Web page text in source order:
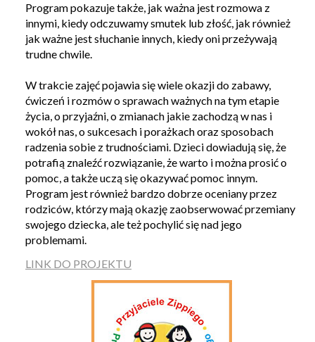
Program pokazuje także, jak ważna jest rozmowa z
innymi, kiedy odczuwamy smutek lub złość, jak również
jak ważne jest słuchanie innych, kiedy oni przeżywają
trudne chwile.
W trakcie zajęć pojawia się wiele okazji do zabawy,
ćwiczeń i rozmów o sprawach ważnych na tym etapie
życia, o przyjaźni, o zmianach jakie zachodzą w nas i
wokół nas, o sukcesach i porażkach oraz sposobach
radzenia sobie z trudnościami. Dzieci dowiadują się, że
potrafią znaleźć rozwiązanie, że warto i można prosić o
pomoc, a także uczą się okazywać pomoc innym.
Program jest również bardzo dobrze oceniany przez
rodziców, którzy mają okazję zaobserwować przemiany
swojego dziecka, ale też pochylić się nad jego
problemami.
LINK DO PROJEKTU